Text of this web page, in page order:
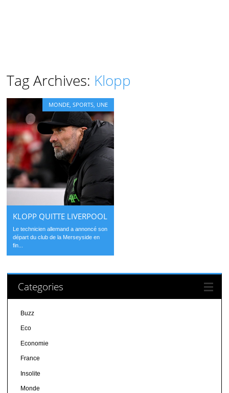
Tag Archives: Klopp
MONDE ,SPORTS UNE
KLOPP QUITTE LIVERPOOL
Le technicien allemand a annoncé son
départ du club de la Merseyside en
fin...
Categories
Buzz
Eco
Economie
France
Insolite
Monde